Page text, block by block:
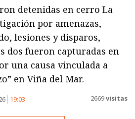
detenidas en cerro La
por amenazas,
lesiones y disparos,
dos fueron capturadas en
una causa vinculada a
en Viña del Mar.
19:03 2669visitas